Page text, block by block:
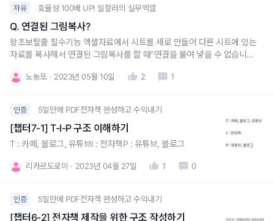
자유 효율성 100배 UP! 일잘러의 실무엑셀
Q. 연결된 그림복사?
왕초보탈출 필수기능 엑셀자료에서 시트를 새로 만들어 다른 시트에 있는
자료를 복사해서 연결된 그림복사를 할 때"연결을 붙여 넣을 수 없습니
노농또 2023년 05월 10일 2 1
인증 5일만에 PDF전자책 완성하고 수익내기
[챕터7-1] T-I-P 구조 이해하기
T : 카페, 블로그, 유튜브I : 전자책P : 유튜브, 블로그
리카르도로이 2023년 04월 27일 1 0
인증 5일만에 PDF전자책 완성하고 수익내기
[챕터6-2] 전자책 제작을 위한 구조 작성하기